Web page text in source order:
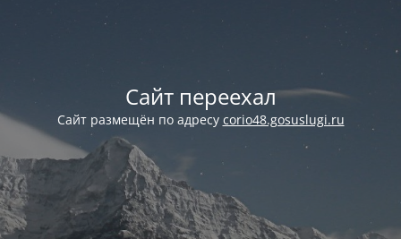
Сайт переехал
Сайт размещён по адресу corio48.gosuslugi.ru